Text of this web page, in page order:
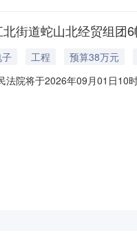
街道蛇山北经贸组团
工程
预算38万元
法院将于2026年09月01日10
动产，权证号：温房权证